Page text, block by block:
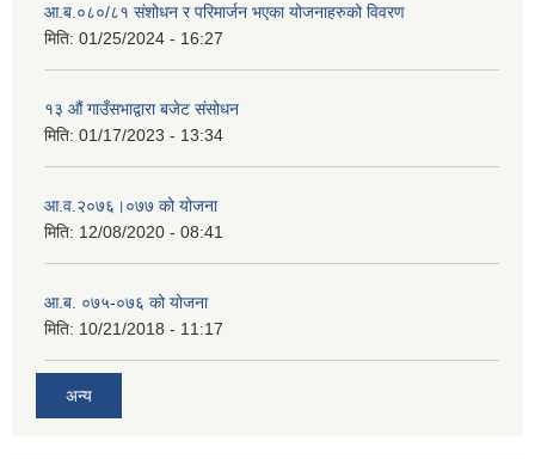
आ.ब.०८०/८१ संशोधन र परिमार्जन भएका योजनाहरुको विवरण
मिति: 01/25/2024 - 16:27
१३ औं गाउँसभाद्वारा बजेट संसोधन
मिति: 01/17/2023 - 13:34
आ‍.व.२०७६।०७७ को योजना
मिति: 12/08/2020 - 08:41
आ.ब. ०७५-०७६ को योजना
मिति: 10/21/2018 - 11:17
अन्य